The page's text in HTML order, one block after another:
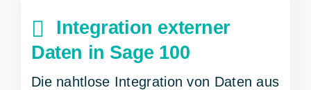
Integration externer
Daten in Sage 100
Die nahtlose Integration von Daten aus